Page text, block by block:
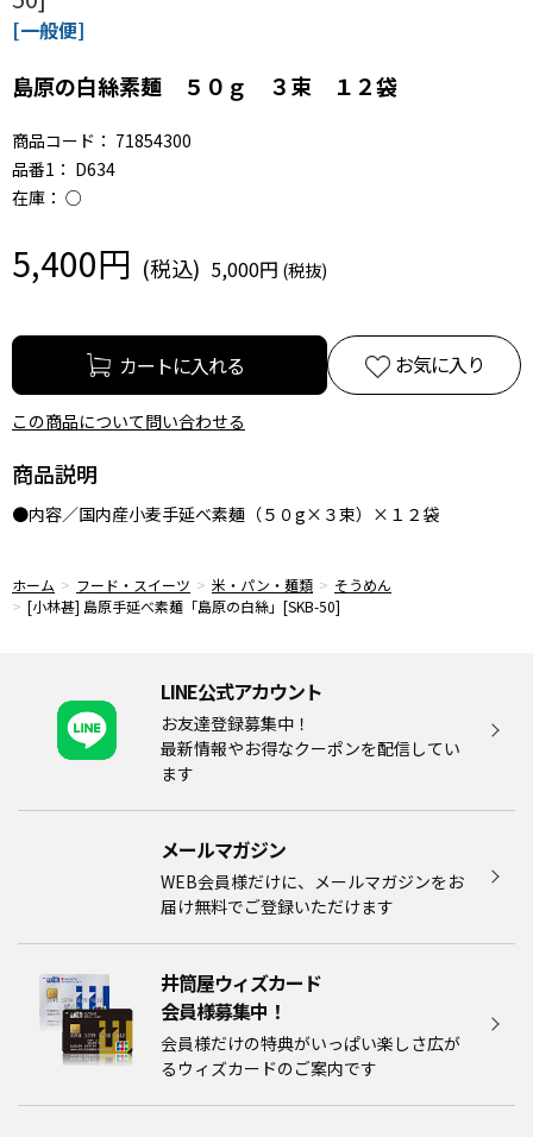
[一般便]
島原の白絲素麺 ５０ｇ ３束 １２袋
商品コード： 71854300
品番1： D634
在庫： ○
5,400円 5,000円
お気に入り
この商品について問い合わせる
商品説明
●内容／国内産小麦手延べ素麺（５０g×３束）×１２袋
ホーム フード・スイーツ 米・パン・麺類
そうめん
[小林甚] 島原手延べ素麺「島原の白絲」[SKB-50]
LINE公式アカウント
お友達登録募集中！
最新情報やお得なクーポンを配信してい
ます
メールマガジン​
WEB会員様だけに、メールマガジンをお
届け無料でご登録いただけます
井筒屋ウィズカード
会員様募集中！​​
会員様だけの特典がいっぱい楽しさ広が
るウィズカードのご案内です